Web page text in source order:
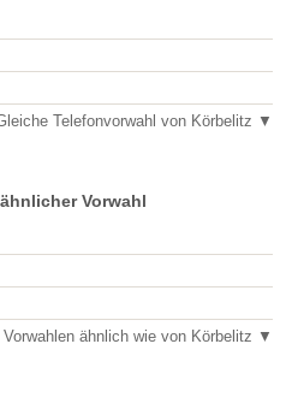
Telefonvorwahl von Körbelitz ▼
Vorwahl
Vorwahlen ähnlich wie von Körbelitz ▼